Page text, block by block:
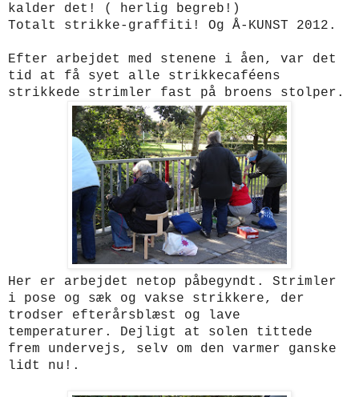
kalder det! ( herlig begreb!)
Totalt strikke-graffiti! Og Å-KUNST 2012.
Efter arbejdet med stenene i åen, var det
tid at få syet alle strikkecaféens
strikkede strimler fast på broens stolper.
Her er arbejdet netop påbegyndt. Strimler
i pose og sæk og vakse strikkere, der
trodser efterårsblæst og lave
temperaturer. Dejligt at solen tittede
frem undervejs, selv om den varmer ganske
lidt nu!.